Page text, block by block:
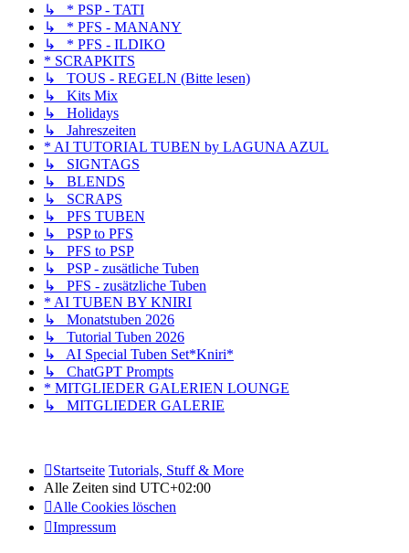
↳ * PSP - TATI
↳ * PFS - MANANY
↳ * PFS - ILDIKO
* SCRAPKITS
↳ TOUS - REGELN (Bitte lesen)
↳ Kits Mix
↳ Holidays
↳ Jahreszeiten
* AI TUTORIAL TUBEN by LAGUNA AZUL
↳ SIGNTAGS
↳ BLENDS
↳ SCRAPS
↳ PFS TUBEN
↳ PSP to PFS
↳ PFS to PSP
↳ PSP - zusätliche Tuben
↳ PFS - zusätzliche Tuben
* AI TUBEN BY KNIRI
↳ Monatstuben 2026
↳ Tutorial Tuben 2026
↳ AI Special Tuben Set*Kniri*
↳ ChatGPT Prompts
* MITGLIEDER GALERIEN LOUNGE
↳ MITGLIEDER GALERIE
Startseite Tutorials, Stuff & More
Alle Zeiten sind UTC+02:00
Alle Cookies löschen
Impressum